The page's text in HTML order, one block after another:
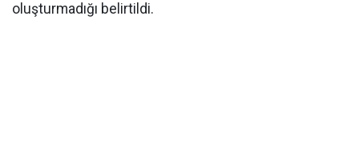
oluşturmadığı belirtildi.